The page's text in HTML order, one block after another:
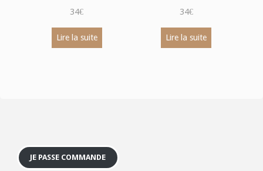
34€
Lire la suite
34€
Lire la suite
JE PASSE COMMANDE